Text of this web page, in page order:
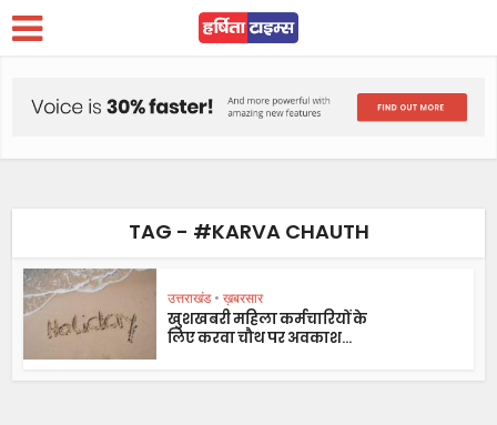
TAG - #KARVA CHAUTH
उत्तराखंड • ख़बरसार
खुशखबरी महिला कर्मचारियों के
लिए करवा चौथ पर अवकाश...